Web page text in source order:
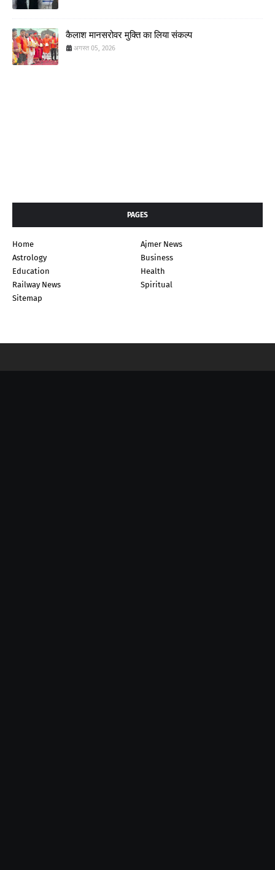
कैलाश मानसरोवर मुक्ति का लिया संकल्प
अगस्त 05, 2026
PAGES
Home
Ajmer News
Astrology
Business
Education
Health
Railway News
Spiritual
Sitemap